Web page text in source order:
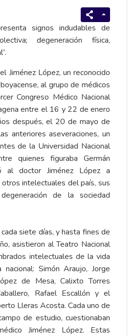
signos indudables de
degeneración física,
Jiménez López, un reconocido
al grupo de médicos
Congreso Médico Nacional
entre el 16 y 22 de enero
después, el 20 de mayo de
anteriores aseveraciones, un
de la Universidad Nacional
quienes figuraba Germán
al doctor Jiménez López a
intelectuales del país, sus
de la sociedad
siete días, y hasta fines de
asistieron al Teatro Nacional
intelectuales de la vida
Simón Araujo, Jorge
de Mesa, Calixto Torres
Rafael Escallón y el
Lleras Acosta. Cada uno de
de estudio, cuestionaban
Jiménez López. Estas